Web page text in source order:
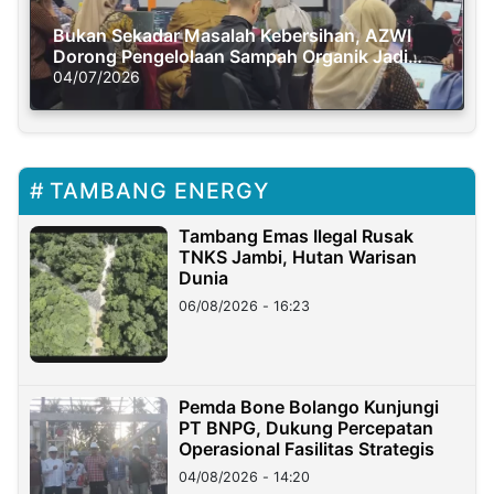
Bukan Sekadar Masalah Kebersihan, AZWI
Dorong Pengelolaan Sampah Organik Jadi
Solusi Krisis Iklim
04/07/2026
TAMBANG ENERGY
Tambang Emas Ilegal Rusak
TNKS Jambi, Hutan Warisan
Dunia
06/08/2026 - 16:23
Pemda Bone Bolango Kunjungi
PT BNPG, Dukung Percepatan
Operasional Fasilitas Strategis
04/08/2026 - 14:20